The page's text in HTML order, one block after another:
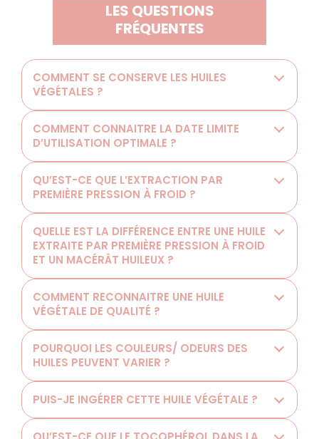
LES QUESTIONS
FRÉQUENTES
COMMENT SE CONSERVE LES HUILES
VÉGÉTALES ?
COMMENT CONNAITRE LA DATE LIMITE
D’UTILISATION OPTIMALE ?
QU’EST-CE QUE L’EXTRACTION PAR
PREMIÈRE PRESSION À FROID ?
QUELLE EST LA DIFFÉRENCE ENTRE UNE HUILE
EXTRAITE PAR PREMIÈRE PRESSION À FROID
ET UN MACÉRÂT HUILEUX ?
COMMENT RECONNAITRE UNE HUILE
VÉGÉTALE DE QUALITÉ ?
POURQUOI LES COULEURS/ ODEURS DES
HUILES PEUVENT VARIER ?
PUIS-JE INGÉRER CETTE HUILE VÉGÉTALE ?